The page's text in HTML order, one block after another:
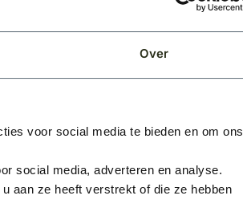
Over
voor social media te bieden en om ons
social media, adverteren en analyse.
aan ze heeft verstrekt of die ze hebben